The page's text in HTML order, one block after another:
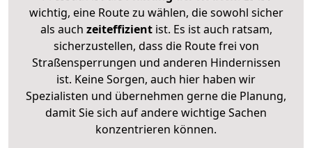
wichtig, eine Route zu wählen, die sowohl sicher
als auch zeiteffizientist. Es ist auch ratsam,
sicherzustellen, dass die Route frei von
Straßensperrungen und anderen Hindernissen
ist. Keine Sorgen, auch hier haben wir
Spezialisten und übernehmen gerne die Planung,
damit Sie sich auf andere wichtige Sachen
konzentrieren können.